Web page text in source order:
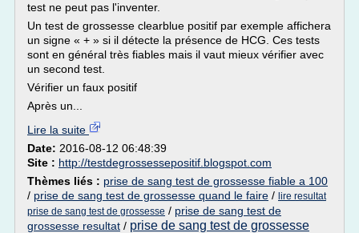
test ne peut pas l'inventer.
Un test de grossesse clearblue positif par exemple affichera
un signe « + » si il détecte la présence de HCG. Ces tests
sont en général très fiables mais il vaut mieux vérifier avec
un second test.
Vérifier un faux positif
Après un...
Lire la suite
Date: 2016-08-12 06:48:39
Site : http://testdegrossessepositif.blogspot.com
Thèmes liés : prise de sang test de grossesse fiable a 100
/ prise de sang test de grossesse quand le faire / lire resultat
prise de sang test de grossesse / prise de sang test de
grossesse resultat / prise de sang test de grossesse